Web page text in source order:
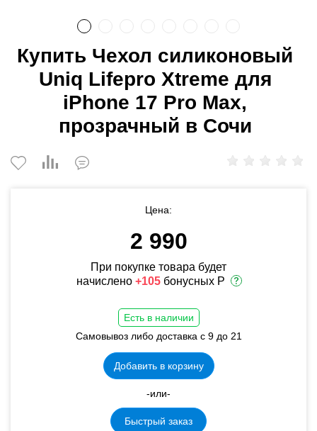
Купить Чехол силиконовый
Uniq Lifepro Xtreme для
iPhone 17 Pro Max,
прозрачный в Сочи
Цена:
2 990
При покупке товара будет
начислено +105 бонусных Р
Есть в наличии
Самовывоз либо доставка с 9 до 21
Добавить в корзину
-или-
Быстрый заказ